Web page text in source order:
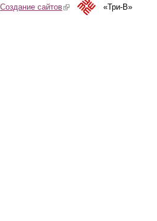
Создание сайтов(link is external)«Три-В»